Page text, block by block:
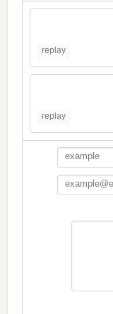
replay
replay